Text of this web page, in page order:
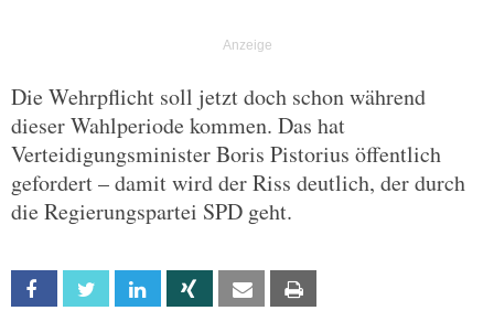
Die Wehrpflicht soll jetzt doch schon während
dieser Wahlperiode kommen. Das hat
Verteidigungsminister Boris Pistorius öffentlich
gefordert – damit wird der Riss deutlich, der durch
die Regierungspartei SPD geht.
Facebook Twitter Linkedin Xing Email